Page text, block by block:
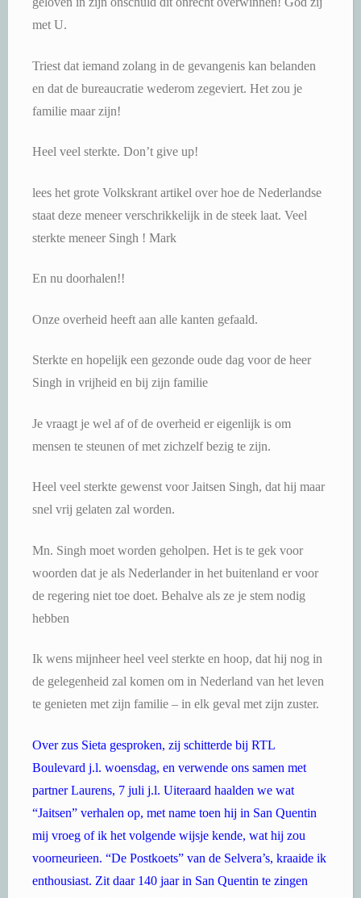
met U.
Triest dat iemand zolang in de gevangenis kan belanden
en dat de bureaucratie wederom zegeviert. Het zou je
familie maar zijn!
Heel veel sterkte. Don’t give up!
lees het grote Volkskrant artikel over hoe de Nederlandse
staat deze meneer verschrikkelijk in de steek laat. Veel
sterkte meneer Singh ! Mark
En nu doorhalen!!
Onze overheid heeft aan alle kanten gefaald.
Sterkte en hopelijk een gezonde oude dag voor de heer
Singh in vrijheid en bij zijn familie
Je vraagt je wel af of de overheid er eigenlijk is om
mensen te steunen of met zichzelf bezig te zijn.
Heel veel sterkte gewenst voor Jaitsen Singh, dat hij maar
snel vrij gelaten zal worden.
Mn. Singh moet worden geholpen. Het is te gek voor
woorden dat je als Nederlander in het buitenland er voor
de regering niet toe doet. Behalve als ze je stem nodig
hebben
Ik wens mijnheer heel veel sterkte en hoop, dat hij nog in
de gelegenheid zal komen om in Nederland van het leven
te genieten met zijn familie – in elk geval met zijn zuster.
Over zus Sieta gesproken, zij schitterde bij RTL
Boulevard j.l. woensdag, en verwende ons samen met
partner Laurens, 7 juli j.l. Uiteraard haalden we wat
“Jaitsen” verhalen op, met name toen hij in San Quentin
mij vroeg of ik het volgende wijsje kende, wat hij zou
voorneurieen. “De Postkoets” van de Selvera’s, kraaide ik
enthousiast. Zit daar 140 jaar in San Quentin te zingen